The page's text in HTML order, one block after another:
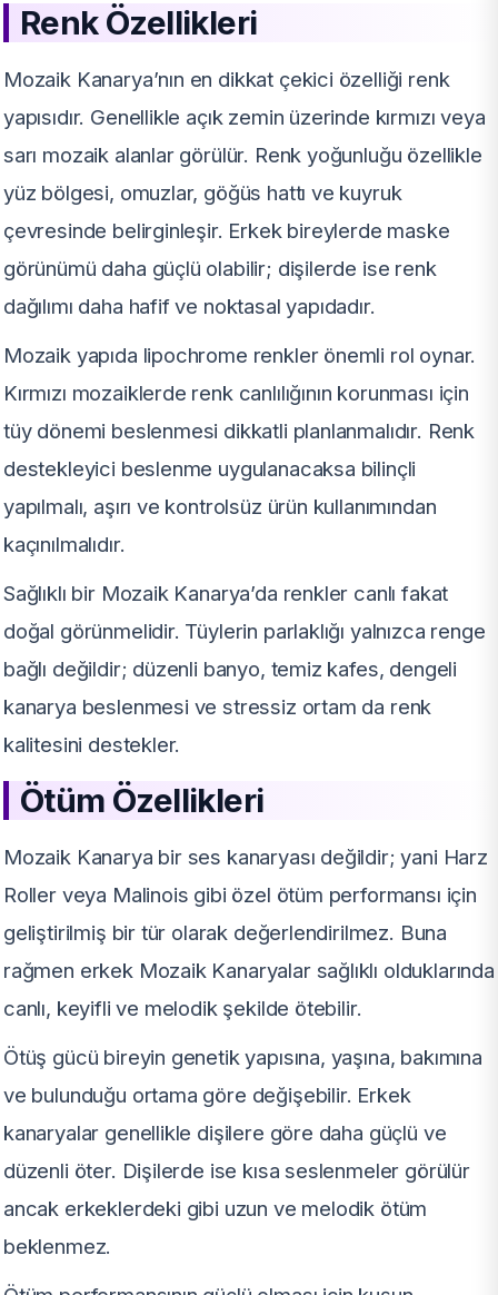
Renk Özellikleri
Mozaik Kanarya’nın en dikkat çekici özelliği renk
yapısıdır. Genellikle açık zemin üzerinde kırmızı veya
sarı mozaik alanlar görülür. Renk yoğunluğu özellikle
yüz bölgesi, omuzlar, göğüs hattı ve kuyruk
çevresinde belirginleşir. Erkek bireylerde maske
görünümü daha güçlü olabilir; dişilerde ise renk
dağılımı daha hafif ve noktasal yapıdadır.
Mozaik yapıda lipochrome renkler önemli rol oynar.
Kırmızı mozaiklerde renk canlılığının korunması için
tüy dönemi beslenmesi dikkatli planlanmalıdır. Renk
destekleyici beslenme uygulanacaksa bilinçli
yapılmalı, aşırı ve kontrolsüz ürün kullanımından
kaçınılmalıdır.
Sağlıklı bir Mozaik Kanarya’da renkler canlı fakat
doğal görünmelidir. Tüylerin parlaklığı yalnızca renge
bağlı değildir; düzenli banyo, temiz kafes, dengeli
kanarya beslenmesi ve stressiz ortam da renk
kalitesini destekler.
Ötüm Özellikleri
Mozaik Kanarya bir ses kanaryası değildir; yani Harz
Roller veya Malinois gibi özel ötüm performansı için
geliştirilmiş bir tür olarak değerlendirilmez. Buna
rağmen erkek Mozaik Kanaryalar sağlıklı olduklarında
canlı, keyifli ve melodik şekilde ötebilir.
Ötüş gücü bireyin genetik yapısına, yaşına, bakımına
ve bulunduğu ortama göre değişebilir. Erkek
kanaryalar genellikle dişilere göre daha güçlü ve
düzenli öter. Dişilerde ise kısa seslenmeler görülür
ancak erkeklerdeki gibi uzun ve melodik ötüm
beklenmez.